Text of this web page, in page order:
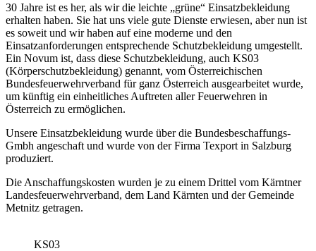
30 Jahre ist es her, als wir die leichte „grüne“ Einsatzbekleidung
erhalten haben. Sie hat uns viele gute Dienste erwiesen, aber nun ist
es soweit und wir haben auf eine moderne und den
Einsatzanforderungen entsprechende Schutzbekleidung umgestellt.
Ein Novum ist, dass diese Schutzbekleidung, auch KS03
(Körperschutzbekleidung) genannt, vom Österreichischen
Bundesfeuerwehrverband für ganz Österreich ausgearbeitet wurde,
um künftig ein einheitliches Auftreten aller Feuerwehren in
Österreich zu ermöglichen.
Unsere Einsatzbekleidung wurde über die Bundesbeschaffungs-
Gmbh angeschaft und wurde von der Firma Texport in Salzburg
produziert.
Die Anschaffungskosten wurden je zu einem Drittel vom Kärntner
Landesfeuerwehrverband, dem Land Kärnten und der Gemeinde
Metnitz getragen.
KS03